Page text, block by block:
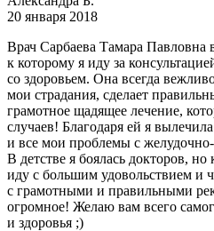
20 января 2018
Врач Сарбаева Тамара Павловна
к которому я иду за
со здоровьем. Она всегда
мои страдания, сделает
грамотное щадящее лечение,
случаев! Благодаря ей я
и все мои проблемы с
В детстве я боялась докторов,
иду с большим удовольствием и
с грамотными и правильными
огромное! Желаю вам всего
и здоровья ;)